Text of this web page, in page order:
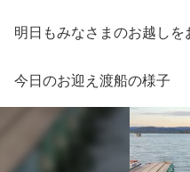
明日もみなさまのお越しを
今日のお迎え渡船の様子